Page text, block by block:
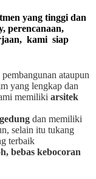
yang tinggi dan
perencanaan,
kami siap
ataupun
yang lengkap dan
memiliki arsitek
dan memiliki
selain itu tukang
terbaik
bebas kebocoran